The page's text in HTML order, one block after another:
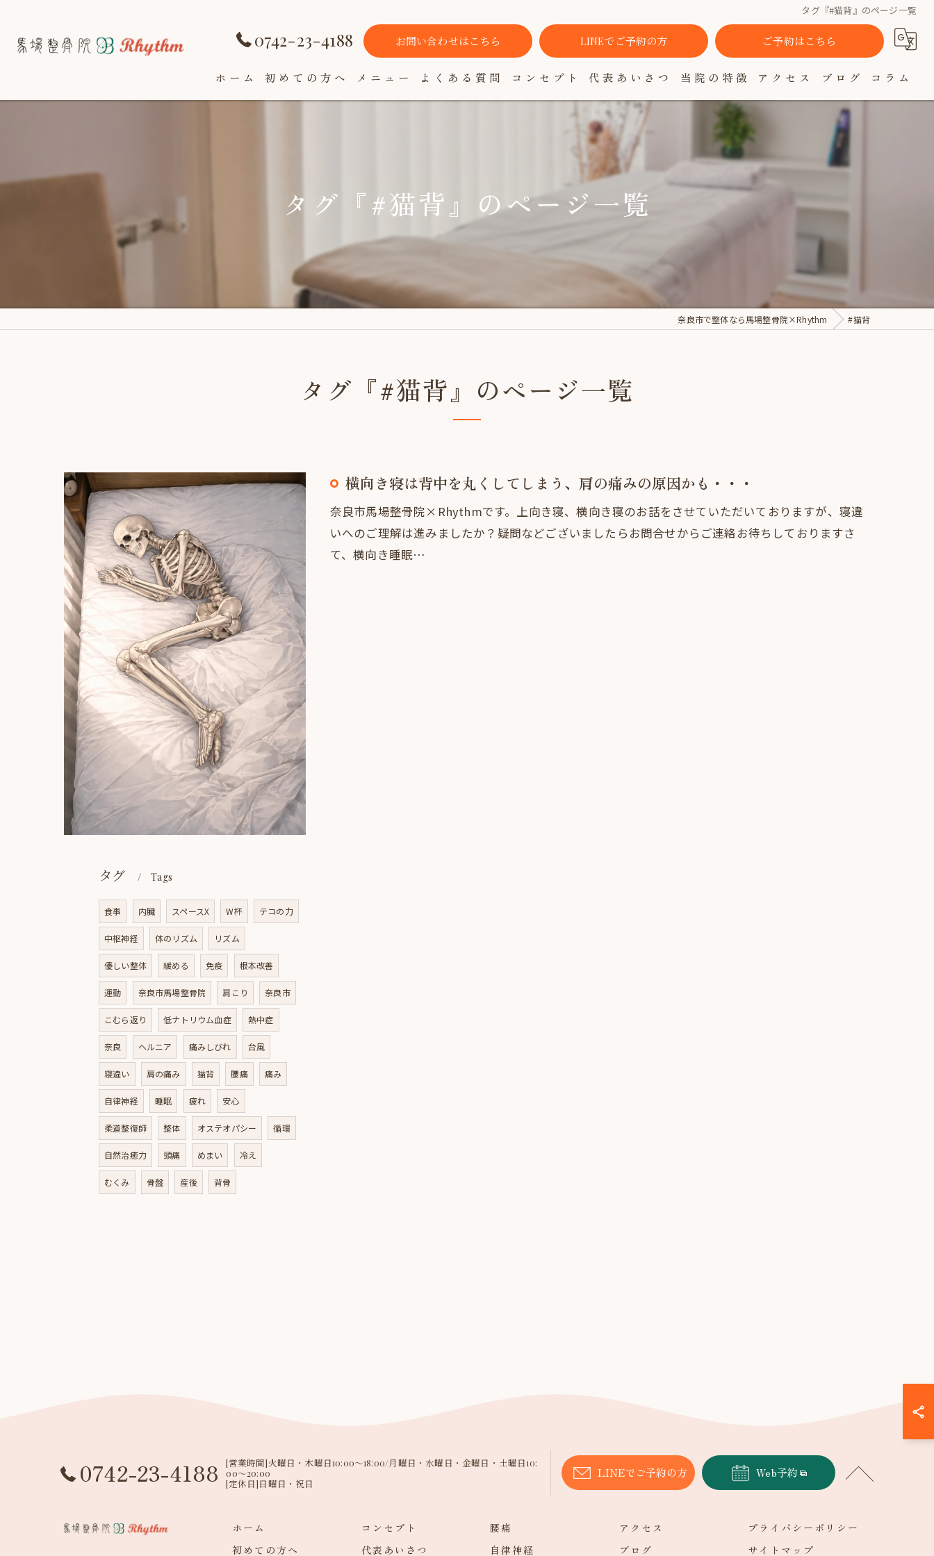
タグ『#猫背』のページ一覧
0742-23-4188 お問い合わせはこちら LINEでご予約の方 ご予約はこちら
ホーム 初めての方へ メニュー よくある質問 コンセプト 代表あいさつ 当院の特徴
肩こり
腰痛
自律神経
女性
アクセス ブログ コラム
タグ『#猫背』のページ一覧
奈良市で整体なら馬場整骨院×Rhythm #猫背
タグ『#猫背』のページ一覧
横向き寝は背中を丸くしてしまう、肩の痛みの原因かも・・・
奈良市馬場整骨院×Rhythmです。上向き寝、横向き寝のお話をさせていただいておりますが、寝違
いへのご理解は進みましたか？疑問などございましたらお問合せからご連絡お待ちしておりますさ
て、横向き睡眠…
タグ Tags
食事 内臓 スペースX W杯 テコの力
中枢神経 体のリズム リズム
優しい整体 緩める 免疫 根本改善
運動 奈良市馬場整骨院 肩こり 奈良市
こむら返り 低ナトリウム血症 熱中症
奈良 ヘルニア 痛みしびれ 台風
寝違い 肩の痛み 猫背 腰痛 痛み
自律神経 睡眠 疲れ 安心
柔道整復師 整体 オステオパシー 循環
自然治癒力 頭痛 めまい 冷え
むくみ 骨盤 産後 背骨
0742-23-4188
[営業時間]火曜日・木曜日10:00～18:00/月曜日・水曜日・金曜日・土曜日10:
00～20:00
[定休日]日曜日・祝日
LINEでご予約の方 Web予約
ホーム
初めての方へ
コンセプト
代表あいさつ
腰痛
自律神経
アクセス
ブログ
プライバシーポリシー
サイトマップ